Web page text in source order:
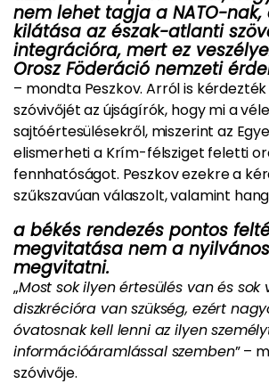
nem lehet tagja a NATO-
kilátása az észak-atlanti
integrációra, mert ez
Orosz Föderáció nemzeti
– mondta Peszkov. Arról is
szóvivőjét az újságírók, hogy mi a
sajtóértesülésekről, miszerint az
elismerheti a Krím-félsziget feletti
fennhatóságot. Peszkov ezekre a
szűkszavúan válaszolt, valamint
a békés rendezés pontos
megvitatása nem a
megvitatni.
„Most sok ilyen értesülés van és sok
diszkrécióra van szükség, ezért
óvatosnak kell lenni az ilyen
információáramlással szemben” –
szóvivője.